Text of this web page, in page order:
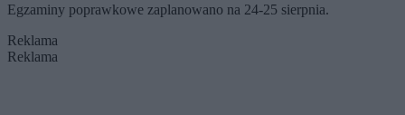
Egzaminy poprawkowe zaplanowano na 24-25 sierpnia.
Reklama
Reklama